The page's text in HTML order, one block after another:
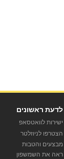
לדעת ראשונים
ישירות לוואטסאפ
הצטרפו לניוזלטר
מבצעים והטבות
ראה את השמשפון